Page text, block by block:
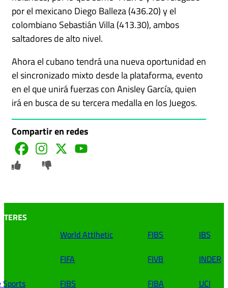
por el mexicano Diego Balleza (436.20) y el
colombiano Sebastián Villa (413.30), ambos
saltadores de alto nivel.
Ahora el cubano tendrá una nueva oportunidad en
el sincronizado mixto desde la plataforma, evento
en el que unirá fuerzas con Anisley García, quien
irá en busca de su tercera medalla en los Juegos.
Compartir en redes
Sports
World Attlhetic
FIFA
FIBS
FIBS
FIVB
FIBA
IBS
INDER
UCI